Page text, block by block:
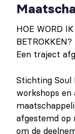
HOE WORD
BETROKKEN?
Een traject
Stichting Soul
workshops
afgestemd op
om de